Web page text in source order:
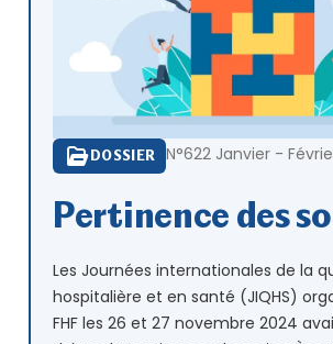
Se connecter
DOSSIER N°622 Janvier -
Pertinence des
Les Journées internationales de la
hospitalière et en santé (JIQHS)
FHF les 26 et 27 novembre 2024